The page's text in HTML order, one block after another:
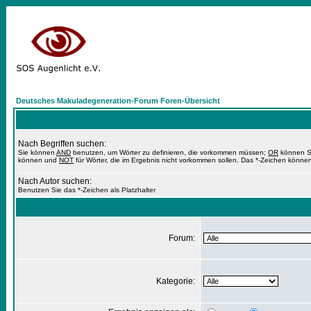
Deutsches Makuladegeneration-Forum Foren-Übersicht
Nach Begriffen suchen:
Sie können AND benutzen, um Wörter zu definieren, die vorkommen müssen; OR können
können und NOT für Wörter, die im Ergebnis nicht vorkommen sollen. Das *-Zeichen
Nach Autor suchen:
Benutzen Sie das *-Zeichen als Platzhalter
Forum:
Kategorie: